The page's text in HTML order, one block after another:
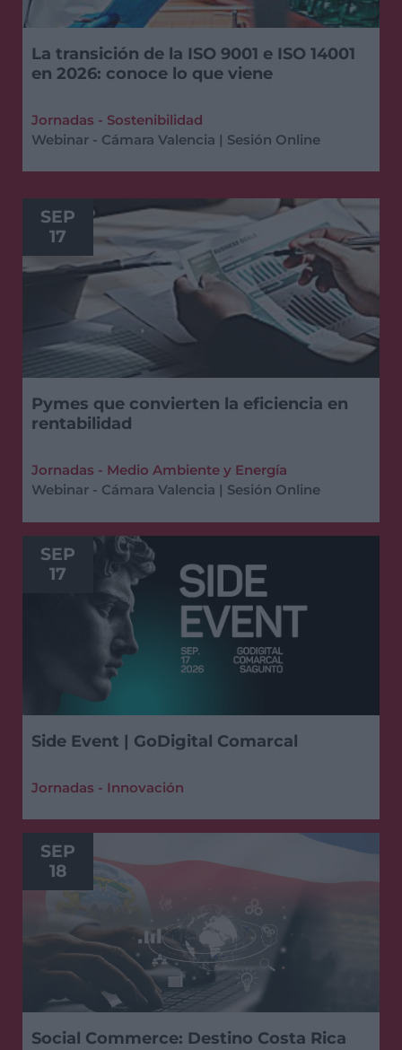
La transición de la ISO 9001 e ISO 14001
en 2026: conoce lo que viene
Jornadas - Sostenibilidad
Webinar - Cámara Valencia | Sesión Online
SEP
17
Pymes que convierten la eficiencia en
rentabilidad
Jornadas - Medio Ambiente y Energía
Webinar - Cámara Valencia | Sesión Online
SEP
17
Side Event | GoDigital Comarcal
Jornadas - Innovación
SEP
18
Social Commerce: Destino Costa Rica